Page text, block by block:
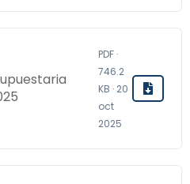
PDF ·
746.2
KB · 20
oct
2025